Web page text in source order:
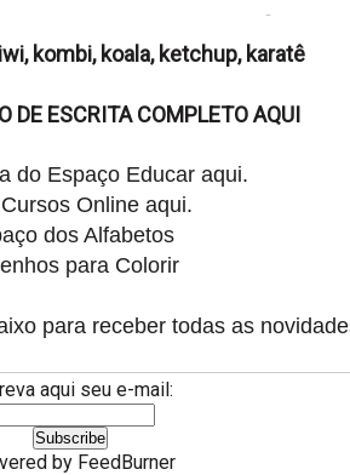
kombi, koala, ketchup, karatê
DE ESCRITA COMPLETO AQUI
do Espaço Educar aqui.
Cursos Online aqui.
dos Alfabetos
para Colorir
para receber todas as
aqui seu e-mail:
by FeedBurner